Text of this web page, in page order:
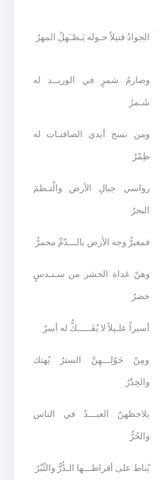
الجوادُ قتيلاً حـوله يَـصْـَهلُ المهرُ
وصارمُ شمرٍ في الوريــد له
شَـمرُ
ومن نسج أيدي الصافنـات له
طِمْرُ
رواسي جبالِ الأرض والْتـطمَ
البحرُ
فمغبرُّ وجه الأرض بالـــدّمِّ محمرُّ
وهنّ غداة الحشر من سـنـدسٍ
خضرُ
أسيراً علـيلاً لا يُفَـــــكُّ له أسرُ
ومِنْ حَوْلِـــهِنَّ السترُ يُهتك
والخِدْرُ
يلاحظهنّ العبـــدُ في الناس
والحُرُّ
يُناط على أقراطـــها الـدُّرُّ والتِّبْرُ